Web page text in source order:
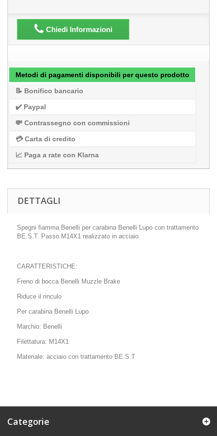
Chiedi Informazioni
Metodi di pagamenti disponibili per questo prodotto
📝 Bonifico bancario
✔️ Paypal
💸 Contrassegno con commissioni
💳 Carta di credito
📈 Paga a rate con Klarna
DETTAGLI
Spegni fiamma Benelli per carabina Benelli Lupo con trattamento
BE.S.T. Passo M14X1 realizzato in acciaio.
CARATTERISTICHE:
Freno di bocca Benelli Muzzle Brake
Riduce il rinculo
Per carabina Benelli Lupo
Marchio: Benelli
Filettatura: M14X1
Materiale: acciaio con trattamento BE.S.T
Categorie